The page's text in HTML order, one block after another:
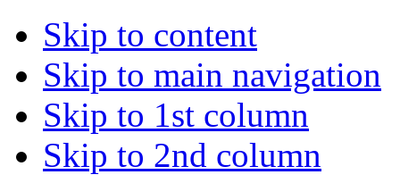
Skip to content
Skip to main navigation
Skip to 1st column
Skip to 2nd column